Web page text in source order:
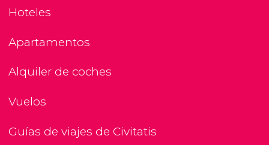
Hoteles
Apartamentos
Alquiler de coches
Vuelos
Guías de viajes de Civitatis